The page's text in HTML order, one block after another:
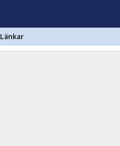
Länkar